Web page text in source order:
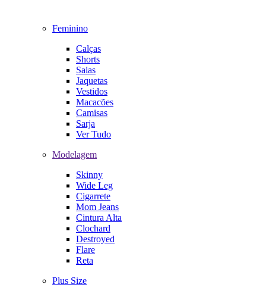
Feminino
Calças
Shorts
Saias
Jaquetas
Vestidos
Macacões
Camisas
Sarja
Ver Tudo
Modelagem
Skinny
Wide Leg
Cigarrete
Mom Jeans
Cintura Alta
Clochard
Destroyed
Flare
Reta
Plus Size